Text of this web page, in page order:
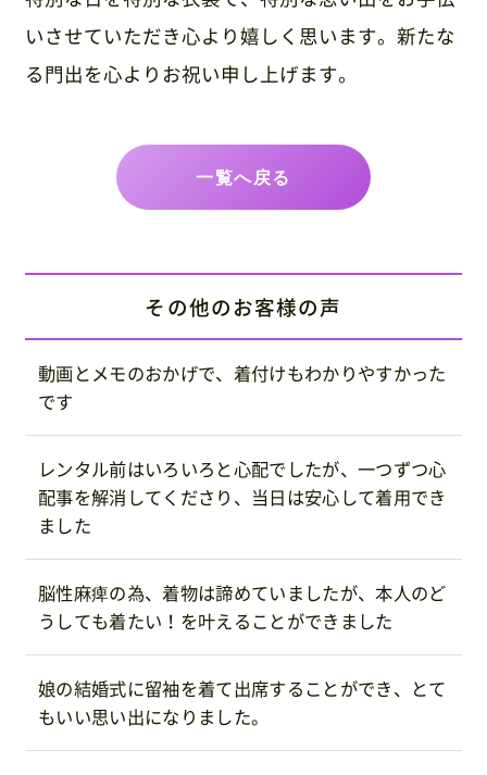
いさせていただき心より嬉しく思います。新たな
る門出を心よりお祝い申し上げます。
一覧へ戻る
その他のお客様の声
動画とメモのおかげで、着付けもわかりやすかった
です
レンタル前はいろいろと心配でしたが、一つずつ心
配事を解消してくださり、当日は安心して着用でき
ました
脳性麻痺の為、着物は諦めていましたが、本人のど
うしても着たい！を叶えることができました
娘の結婚式に留袖を着て出席することができ、とて
もいい思い出になりました。